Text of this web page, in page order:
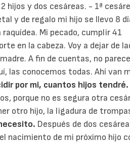
hijos y dos cesáreas. - 1ª
y de regalo mi hijo se llevo 8
Mi pecado, cumplir 41
en la cabeza. Voy a dejar de
A fin de cuentas, no
las conocemos todas. Ahí van
por mi, cuantos hijos tendré.
porque no es segura otra
otro hijo, la ligadura de
Después de dos
nacimiento de mi próximo hijo